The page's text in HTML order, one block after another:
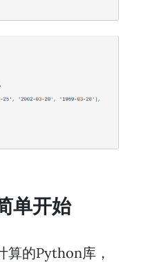
单开始
算的Python库，